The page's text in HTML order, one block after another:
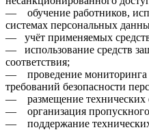
— обучение работников,
системах персональных
— учёт применяемых
— использование средств
соответствия;
— проведение мониторинга
требований безопасности
— размещение технических
— организация
— поддержание технических